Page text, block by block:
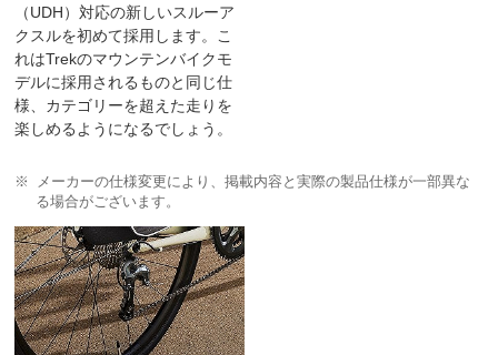
（UDH）対応の新しいスルーア
クスルを初めて採用します。こ
れはTrekのマウンテンバイクモ
デルに採用されるものと同じ仕
様、カテゴリーを超えた走りを
楽しめるようになるでしょう。
メーカーの仕様変更により、掲載内容と実際の製品仕様が一部異な
る場合がございます。